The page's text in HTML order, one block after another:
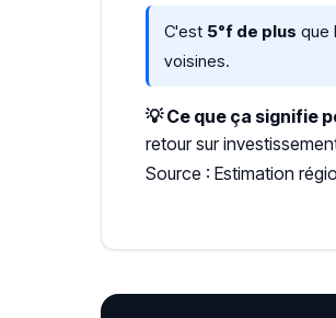
C'est 5°f de plus que
voisines.
💡 Ce que ça signifie
retour sur
Source : Estimation